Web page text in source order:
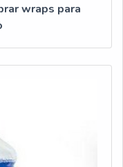
wraps para